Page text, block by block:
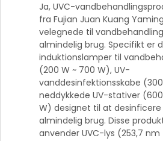
Ja, UVC-
fra Fujian Juan Kuang
velegnede til
almindelig brug. Specifikt er
induktionslamper til
(200 W ~ 700 W), UV-
vanddesinfektionsskabe
neddykkede UV-stativer
W) designet til at
almindelig brug. Disse
anvender UVC-lys (253,7 nm